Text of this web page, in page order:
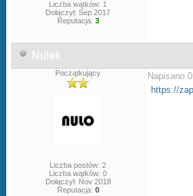
Liczba wątków: 1
Dołączył: Sep 2017
Reputacja: 3
Nulek
Początkujący
Liczba postów: 2
Liczba wątków: 0
Dołączył: Nov 2018
Reputacja: 0
Napisano
https://